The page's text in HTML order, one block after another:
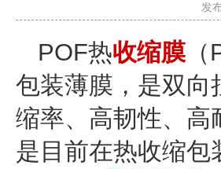
发
POF热收缩膜（
包装薄膜，是双向
缩率、高韧性、高
是目前在热收缩包